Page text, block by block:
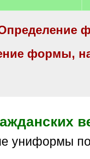
формы,
униформы